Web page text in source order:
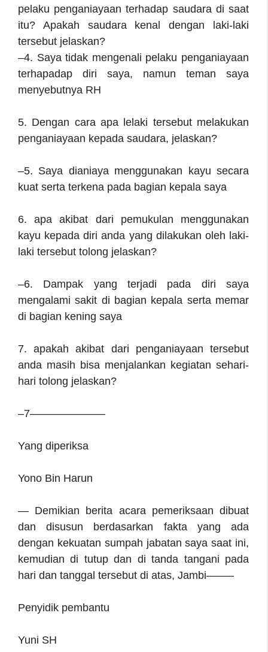
pelaku penganiayaan terhadap saudara di saat
itu? Apakah saudara kenal dengan laki-laki
tersebut jelaskan?
–4. Saya tidak mengenali pelaku penganiayaan
terhapadap diri saya, namun teman saya
menyebutnya RH
5. Dengan cara apa lelaki tersebut melakukan
penganiayaan kepada saudara, jelaskan?
–5. Saya dianiaya menggunakan kayu secara
kuat serta terkena pada bagian kepala saya
6. apa akibat dari pemukulan menggunakan
kayu kepada diri anda yang dilakukan oleh laki-
laki tersebut tolong jelaskan?
–6. Dampak yang terjadi pada diri saya
mengalami sakit di bagian kepala serta memar
di bagian kening saya
7. apakah akibat dari penganiayaan tersebut
anda masih bisa menjalankan kegiatan sehari-
hari tolong jelaskan?
–7———————
Yang diperiksa
Yono Bin Harun
— Demikian berita acara pemeriksaan dibuat
dan disusun berdasarkan fakta yang ada
dengan kekuatan sumpah jabatan saya saat ini,
kemudian di tutup dan di tanda tangani pada
hari dan tanggal tersebut di atas, Jambi——–
Penyidik pembantu
Yuni SH